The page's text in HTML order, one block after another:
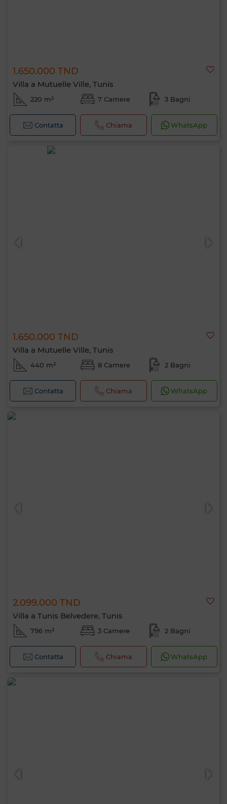
1.650.000 TND
Villa a Mutuelle Ville, Tunis
220 m² 7 Camere 3 Bagni
Contatta Chiama WhatsApp
1.650.000 TND
Villa a Mutuelle Ville, Tunis
440 m² 8 Camere 2 Bagni
Contatta Chiama WhatsApp
2.099.000 TND
Villa a Tunis Belvedere, Tunis
796 m² 3 Camere 2 Bagni
Contatta Chiama WhatsApp